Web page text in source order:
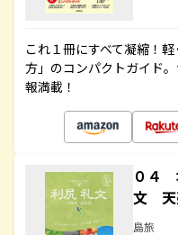
これ１冊にすべて凝縮！
方」のコンパクトガイド
報満載！
０４
文 天
島旅